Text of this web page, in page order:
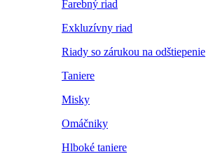
Farebný riad
Exkluzívny riad
Riady so zárukou na odštiepenie
Taniere
Misky
Omáčniky
Hlboké taniere